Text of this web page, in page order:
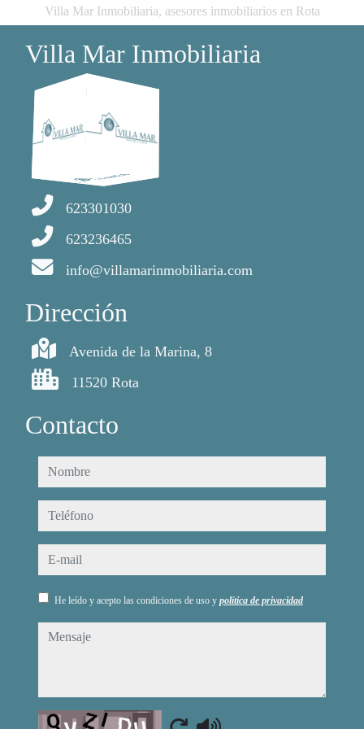
Villa Mar Inmobiliaria, asesores inmobiliarios en Rota
Villa Mar Inmobiliaria
623301030
623236465
info@villamarinmobiliaria.com
Dirección
Avenida de la Marina, 8
11520 Rota
Contacto
nombre
teléfono
e-mail
He leído y acepto las condiciones de uso y política de privacidad
mensaje
Captcha